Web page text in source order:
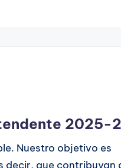
2025-
Nuestro objetivo es
decir, que contribuyan